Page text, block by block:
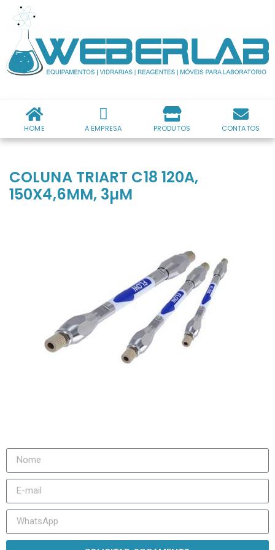
HOME A EMPRESA PRODUTOS CONTATOS
COLUNA TRIART C18 120A,
150X4,6MM, 3µM